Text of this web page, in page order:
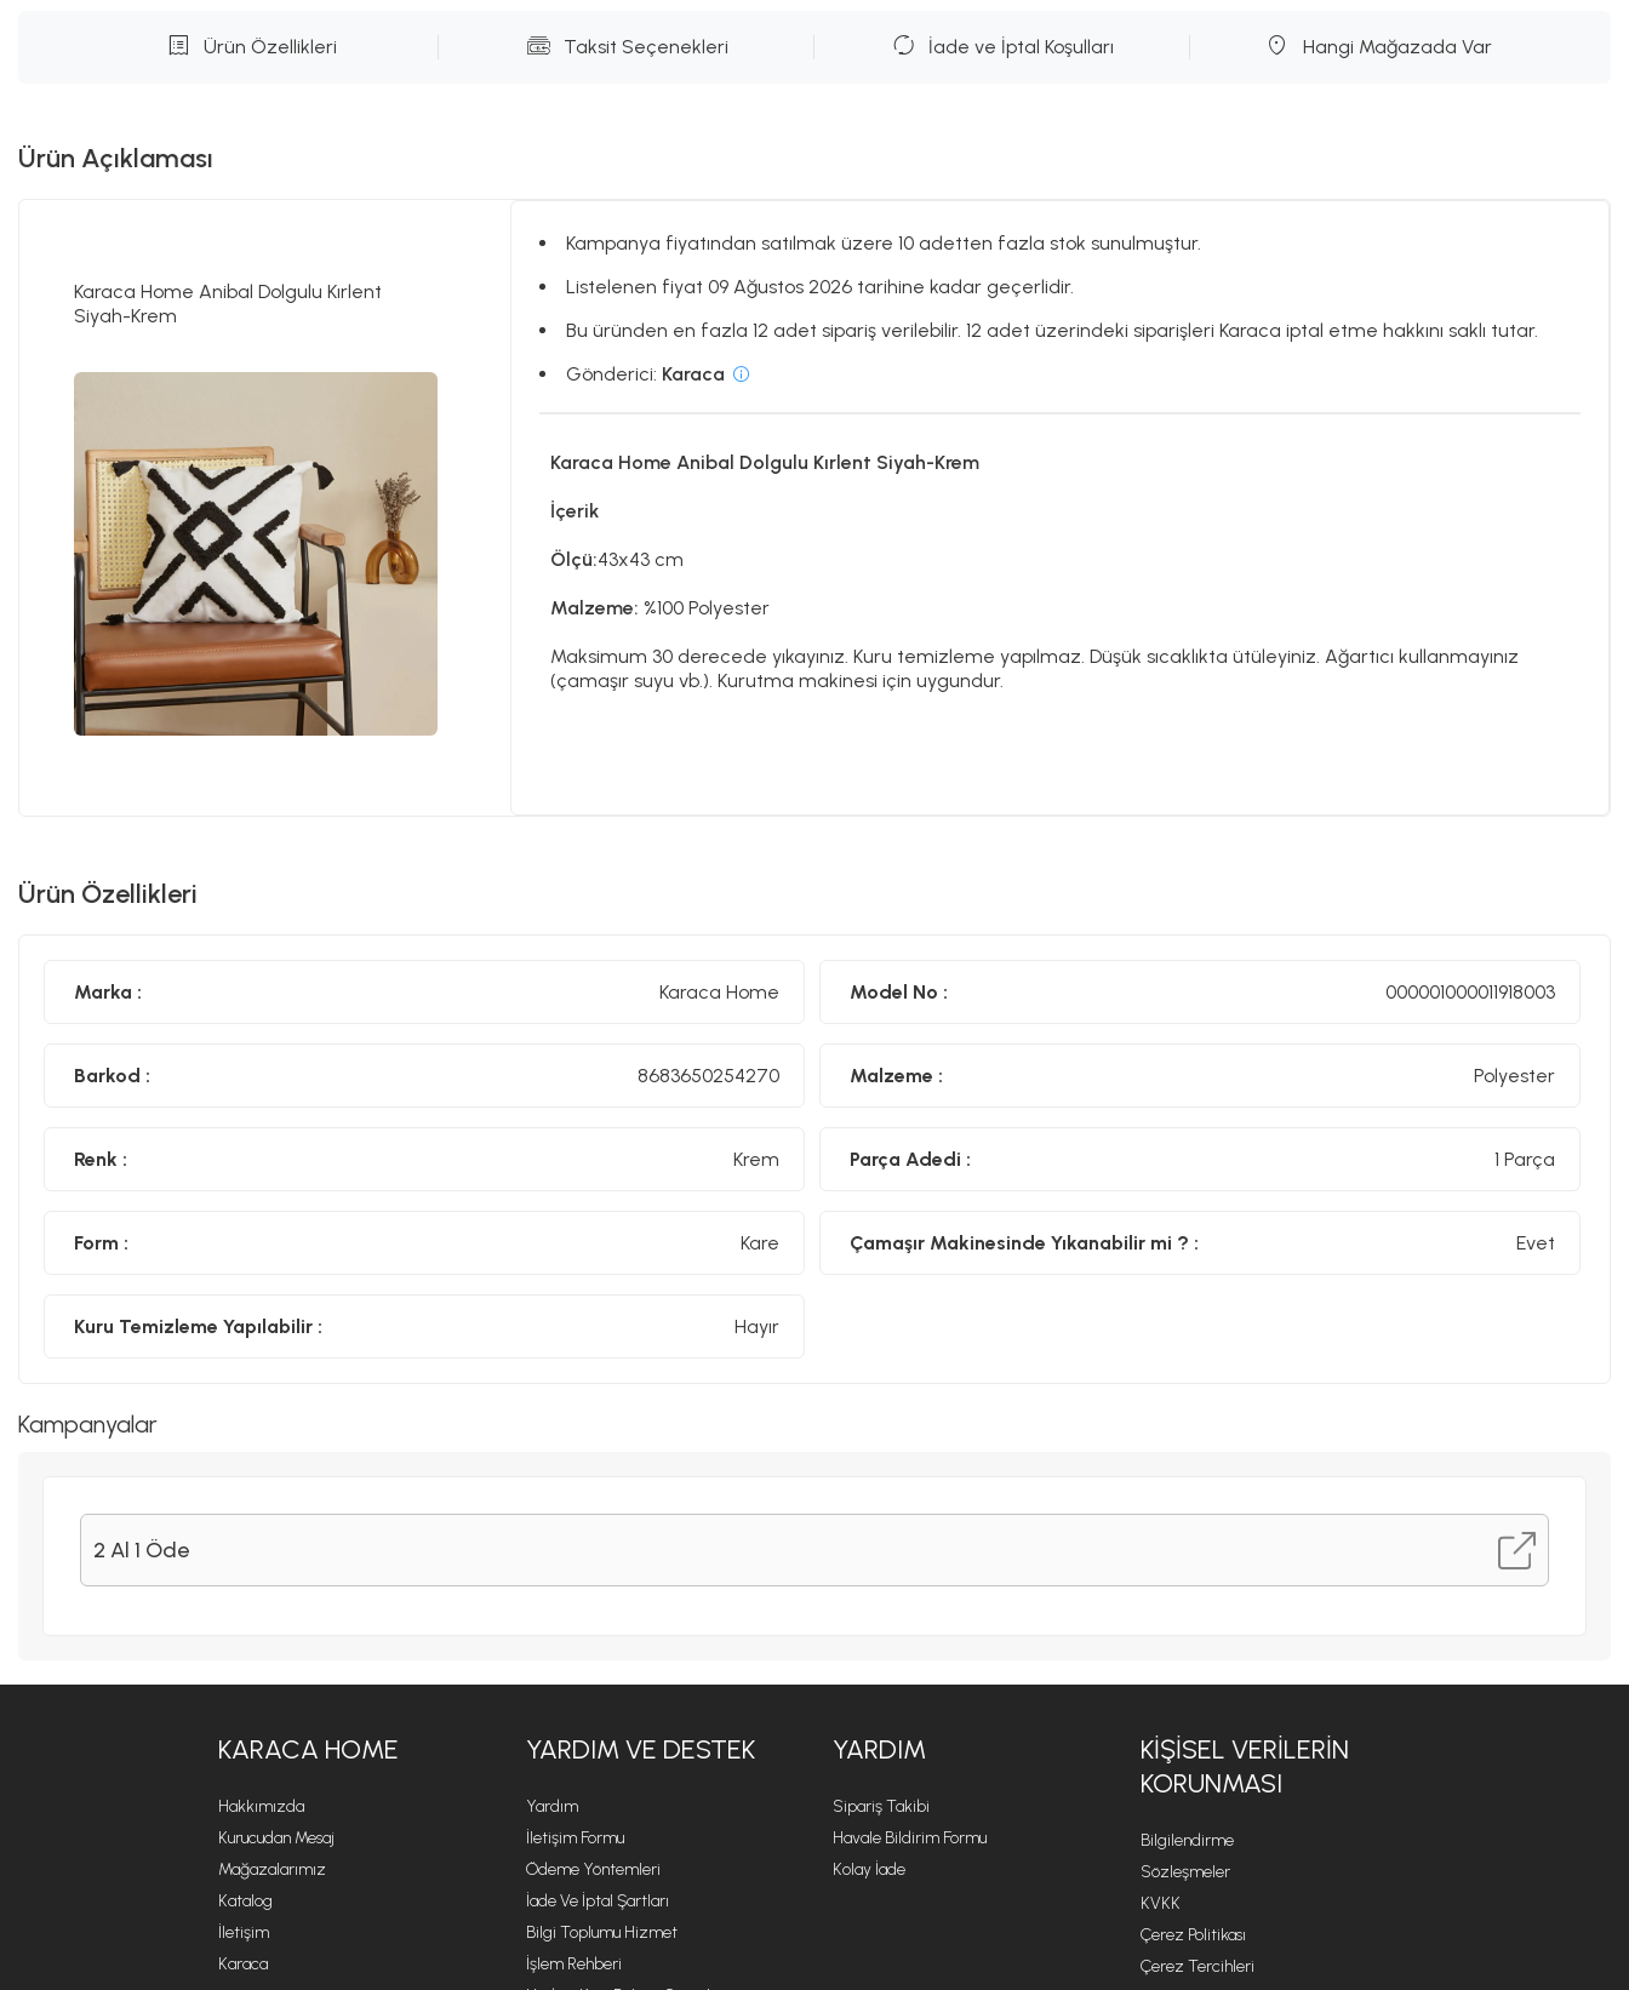
Ürün Özellikleri Taksit Seçenekleri İade ve İptal Koşulları Hangi Mağazada Var
Ürün Açıklaması
Karaca Home Anibal Dolgulu Kırlent
Siyah-Krem
Kampanya fiyatından satılmak üzere 10 adetten fazla stok sunulmuştur.
Listelenen fiyat 09 Ağustos 2026 tarihine kadar geçerlidir.
Bu üründen en fazla 12 adet sipariş verilebilir. 12 adet üzerindeki siparişleri Karaca iptal etme hakkını saklı tutar.
Gönderici: Karaca
Karaca Home Anibal Dolgulu Kırlent Siyah-Krem
İçerik
Ölçü:43x43 cm
Malzeme: %100 Polyester
Maksimum 30 derecede yıkayınız. Kuru temizleme yapılmaz. Düşük sıcaklıkta ütüleyiniz. Ağartıcı kullanmayınız
(çamaşır suyu vb.). Kurutma makinesi için uygundur.
Ürün Özellikleri
Marka : Karaca Home Model No : 000001000011918003
Barkod : 8683650254270 Malzeme : Polyester
Renk : Krem Parça Adedi : 1 Parça
Form : Kare Çamaşır Makinesinde Yıkanabilir mi ? : Evet
Kuru Temizleme Yapılabilir : Hayır
Kampanyalar
2 Al 1 Öde
KARACA HOME
Hakkımızda
Kurucudan Mesaj
Mağazalarımız
Katalog
İletişim
Karaca
YARDIM VE DESTEK
Yardım
İletişim Formu
Ödeme Yöntemleri
İade Ve İptal Şartları
Bilgi Toplumu Hizmet
İşlem Rehberi
YARDIM
Sipariş Takibi
Havale Bildirim Formu
Kolay İade
KİŞİSEL VERİLERİN
KORUNMASI
Bilgilendirme
Sözleşmeler
KVKK
Çerez Politikası
Çerez Tercihleri